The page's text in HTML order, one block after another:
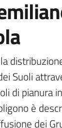
Suoli
di pianura
è
dei